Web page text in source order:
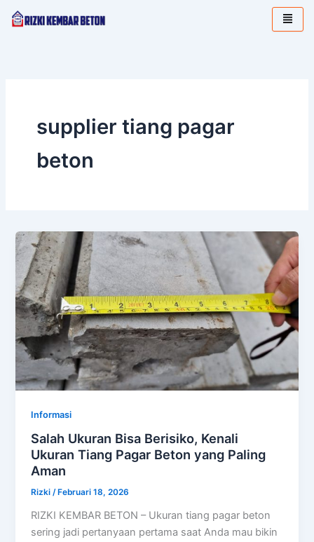
Lewati
supplier tiang pagar
beton
Informasi
Salah Ukuran Bisa Berisiko, Kenali
Ukuran Tiang Pagar Beton yang Paling
Aman
Rizki/ Februari 18, 2026
RIZKI KEMBAR BETON – Ukuran tiang pagar beton
sering jadi pertanyaan pertama saat Anda mau bikin